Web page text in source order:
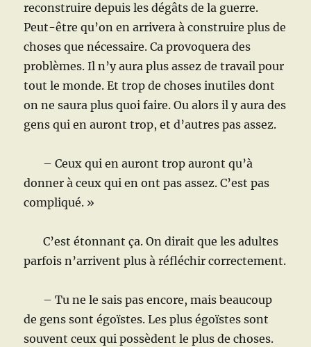
reconstruire depuis les dégâts de la guerre.
Peut-être qu’on en arrivera à construire plus de
choses que nécessaire. Ca provoquera des
problèmes. Il n’y aura plus assez de travail pour
tout le monde. Et trop de choses inutiles dont
on ne saura plus quoi faire. Ou alors il y aura des
gens qui en auront trop, et d’autres pas assez.
– Ceux qui en auront trop auront qu’à
donner à ceux qui en ont pas assez. C’est pas
compliqué. »
C’est étonnant ça. On dirait que les adultes
parfois n’arrivent plus à réfléchir correctement.
– Tu ne le sais pas encore, mais beaucoup
de gens sont égoïstes. Les plus égoïstes sont
souvent ceux qui possèdent le plus de choses.